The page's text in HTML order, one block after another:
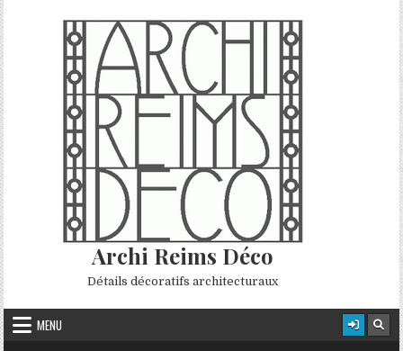
Skip to content
Archi Reims Déco
Détails décoratifs architecturaux
MENU